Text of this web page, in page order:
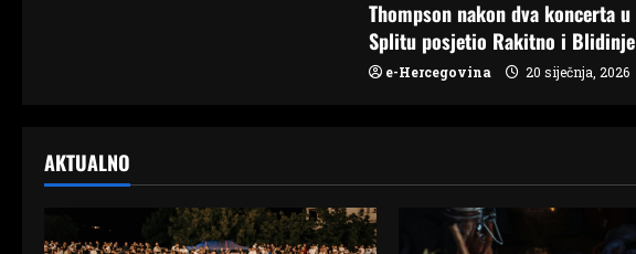
Thompson nakon dva koncerta u
Splitu posjetio Rakitno i Blidinje
e-Hercegovina 20 siječnja, 2026
AKTUALNO